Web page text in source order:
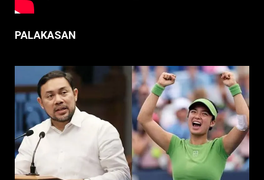
PALAKASAN